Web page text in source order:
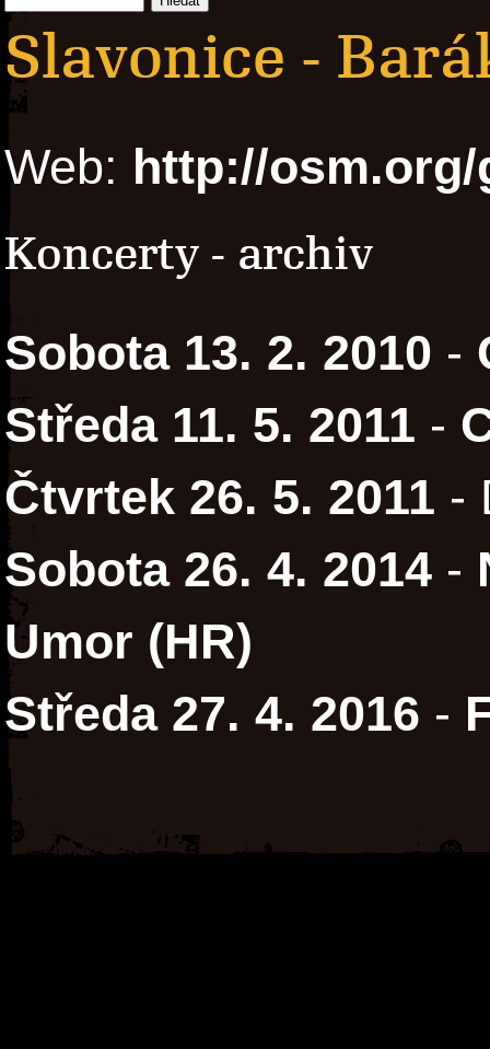
Slavonice -
Web: http://
Koncerty - archiv
Sobota 13. 2. 2010 -
Středa 11. 5. 2011 -
Čtvrtek 26. 5. 2011 -
Sobota 26. 4. 2014 -
Umor (HR)
Středa 27. 4. 2016 -